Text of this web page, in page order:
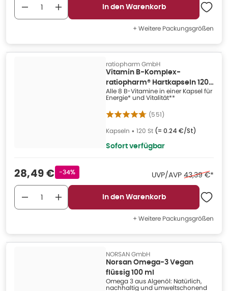
In den Warenkorb
+ Weitere Packungsgrößen
ratiopharm GmbH
Vitamin B-Komplex-
ratiopharm® Hartkapseln 120
St
Alle 8 B-Vitamine in einer Kapsel für
Energie* und Vitalität**
(551)
Kapseln • 120 St (= 0.24 €/St)
Sofort verfügbar
Verkaufspreis
28,49 € Rabattstempel
-34% UVP/AVP Ehemaliger
43,39 €*
In den Warenkorb
+ Weitere Packungsgrößen
NORSAN GmbH
Norsan Omega-3 Vegan
flüssig 100 ml
Omega 3 aus Algenöl: Natürlich,
nachhaltig und umweltschonend